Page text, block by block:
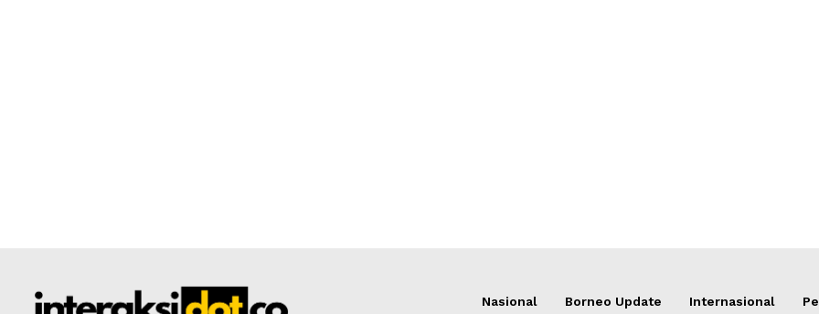
Nasional Borneo Update Internasional